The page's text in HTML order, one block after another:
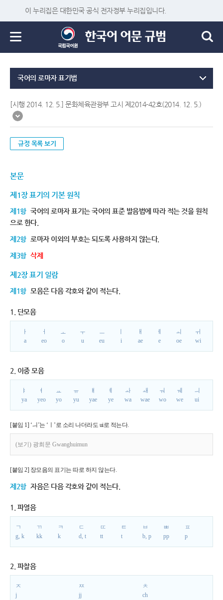
이 누리집은 대한민국 공식 전자정부 누리집입니다.
국어의 로마자 표기법
[시행 2014. 12. 5.] 문화체육관광부 고시 제2014-42호(2014. 12. 5.)
규정 목록 보기
본문
제1장 표기의 기본 원칙
제1항 국어의 로마자 표기는 국어의 표준 발음법에 따라 적는 것을 원칙
으로 한다.
제2항 로마자 이외의 부호는 되도록 사용하지 않는다.
제3항 삭제
제2장 표기 일람
제1항 모음은 다음 각호와 같이 적는다.
1. 단모음
ㅏ
a
ㅓ
eo
ㅗ
o
ㅜ
u
ㅡ
eu
i
ㅐ
ae
ㅔ
e
ㅚ
oe
ㅟ
wi
2. 이중 모음
ㅑ
ya
ㅕ
yeo
ㅛ
yo
ㅠ
yu
ㅒ
yae
ㅖ
ye
ㅘ
wa
ㅙ
wae
ㅝ
wo
ㅞ
we
ㅢ
ui
[붙임 1] ‘ㅢ’는 ‘ㅣ’로 소리 나더라도 ui로 적는다.
(보기) 광희문 Gwanghuimun
[붙임 2] 장모음의 표기는 따로 하지 않는다.
제2항 자음은 다음 각호와 같이 적는다.
1. 파열음
ㄱ
g, k
ㄲ
kk
ㅋ
k
ㄷ
d, t
ㄸ
tt
ㅌ
t
ㅂ
b, p
ㅃ
pp
ㅍ
p
2. 파찰음
ㅈ
j
ㅉ
jj
ㅊ
ch